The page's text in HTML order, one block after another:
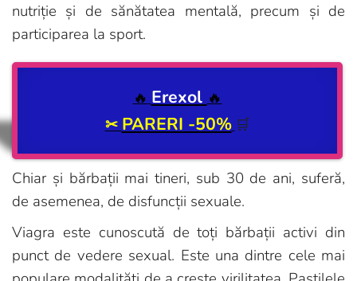
nutriție și de sănătatea mentală, precum și de
participarea la sport.
🔥 Erexol🔥
✂PARERI -50% 🛒
Chiar și bărbații mai tineri, sub 30 de ani, suferă,
de asemenea, de disfuncții sexuale.
Viagra este cunoscută de toți bărbații activi din
punct de vedere sexual. Este una dintre cele mai